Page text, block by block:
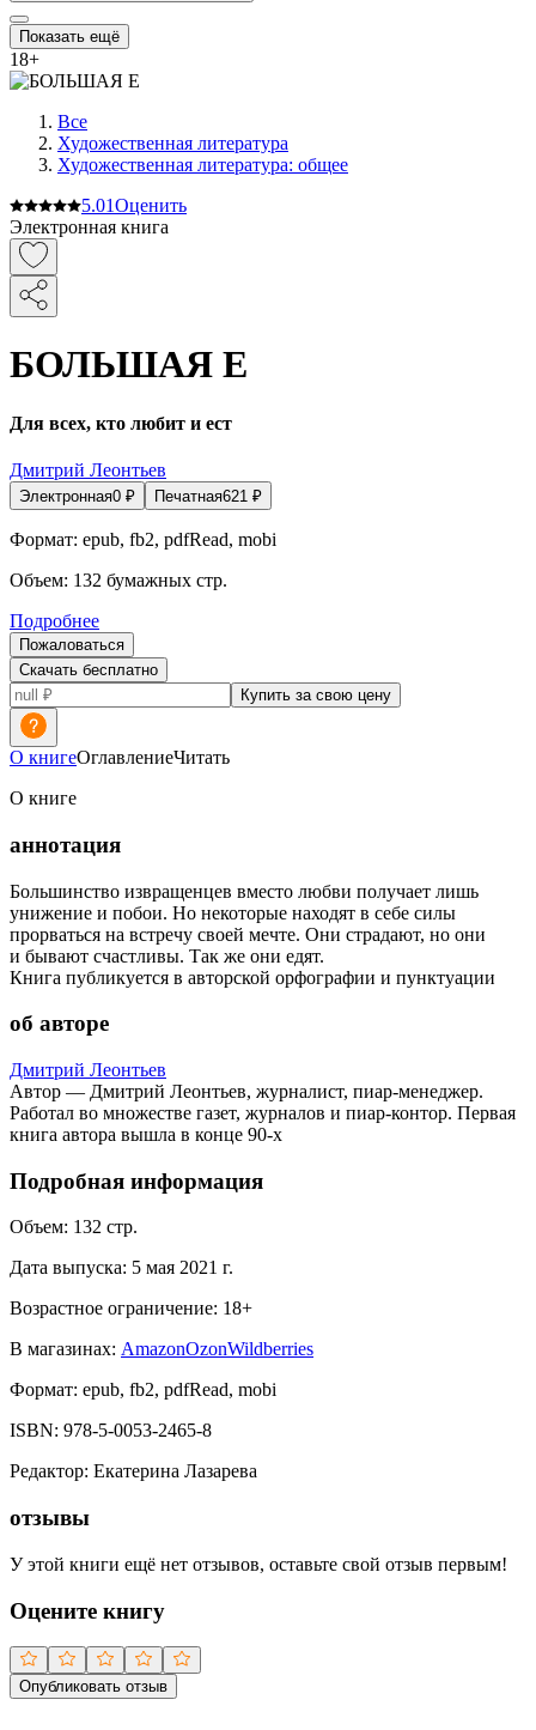
Показать ещё
18+
Все
Художественная литература
Художественная литература: общее
5.01Оценить
Электронная книга
БОЛЬШАЯ Е
Для всех, кто любит и ест
Дмитрий Леонтьев
Электронная0 ₽ Печатная621 ₽
Формат: epub, fb2, pdfRead, mobi
Объем: 132 бумажных стр.
Подробнее
Пожаловаться
Скачать бесплатно
Купить за свою цену
О книгеОглавлениеЧитать
О книге
аннотация
Большинство извращенцев вместо любви получает лишь
унижение и побои. Но некоторые находят в себе силы
прорваться на встречу своей мечте. Они страдают, но они
и бывают счастливы. Так же они едят.
Книга публикуется в авторской орфографии и пунктуации
об авторе
Дмитрий Леонтьев
Автор — Дмитрий Леонтьев, журналист, пиар-менеджер.
Работал во множестве газет, журналов и пиар-контор. Первая
книга автора вышла в конце 90-х
Подробная информация
Объем: 132 стр.
Дата выпуска: 5 мая 2021 г.
Возрастное ограничение: 18+
В магазинах: AmazonOzonWildberries
Формат: epub, fb2, pdfRead, mobi
ISBN: 978-5-0053-2465-8
Редактор: Екатерина Лазарева
отзывы
У этой книги ещё нет отзывов, оставьте свой отзыв первым!
Оцените книгу
Опубликовать отзыв